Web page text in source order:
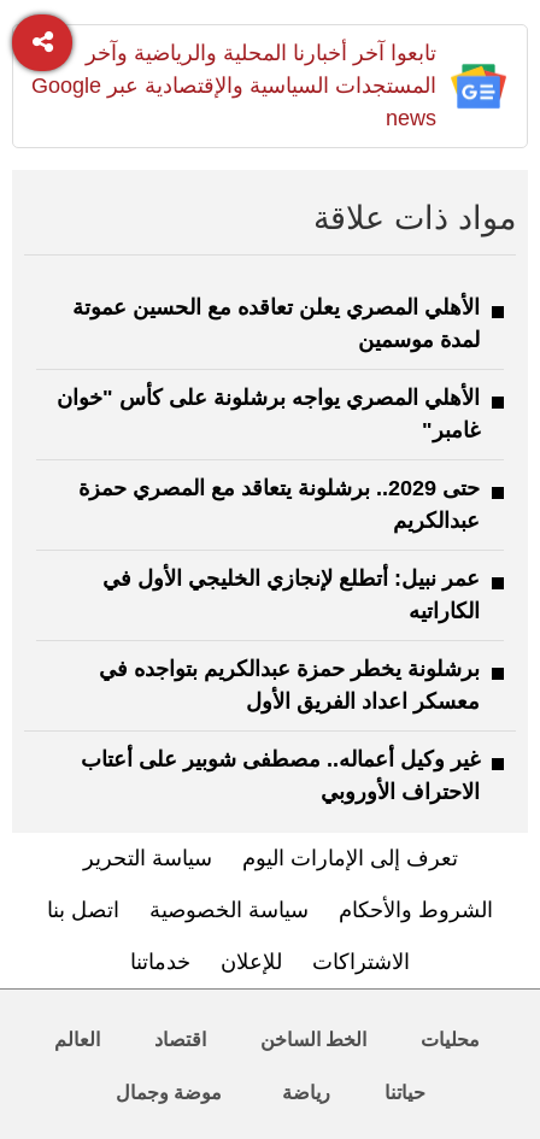
تابعوا آخر أخبارنا المحلية والرياضية وآخر
المستجدات السياسية والإقتصادية عبر Google
news
مواد ذات علاقة
الأهلي المصري يعلن تعاقده مع الحسين عموتة
لمدة موسمين
الأهلي المصري يواجه برشلونة على كأس "خوان
غامبر"
حتى 2029.. برشلونة يتعاقد مع المصري حمزة
عبدالكريم
عمر نبيل: أتطلع لإنجازي الخليجي الأول في
الكاراتيه
برشلونة يخطر حمزة عبدالكريم بتواجده في
معسكر اعداد الفريق الأول
غير وكيل أعماله.. مصطفى شوبير على أعتاب
الاحتراف الأوروبي
تعرف إلى الإمارات اليوم سياسة التحرير
الشروط والأحكام سياسة الخصوصية اتصل بنا
الاشتراكات للإعلان خدماتنا
محليات الخط الساخن اقتصاد العالم
حياتنا رياضة موضة وجمال